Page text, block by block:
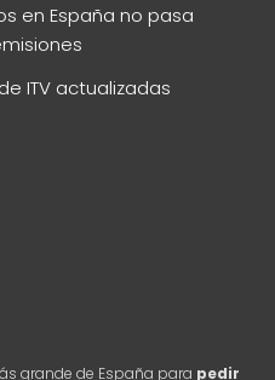
en España no pasa
ITV actualizadas
grande de España para pedir